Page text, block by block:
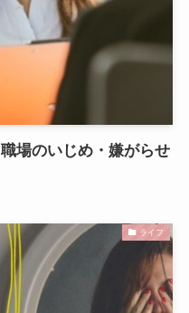
場のいじめ・嫌がらせ
ライフ